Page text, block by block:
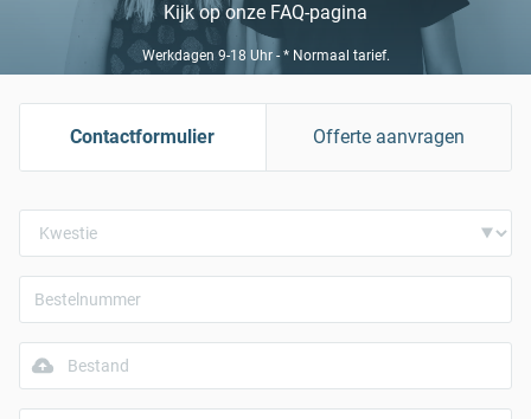
Kijk op onze FAQ-pagina
Werkdagen 9-18 Uhr - * Normaal tarief.
Contactformulier Offerte aanvragen
Bestand